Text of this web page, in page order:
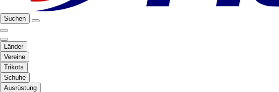
Suchen
Länder
Vereine
Trikots
Schuhe
Ausrüstung